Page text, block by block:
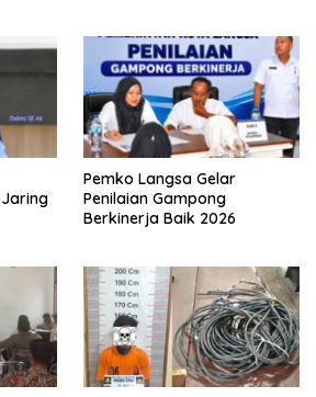
Pemko Langsa Gelar
Penilaian Gampong
Berkinerja Baik 2026